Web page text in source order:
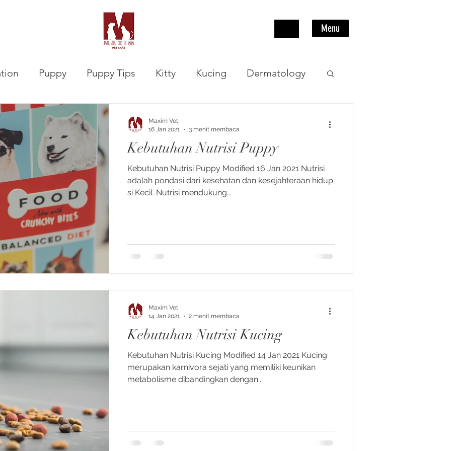
Menu
Puppy Puppy Tips Kitty Kucing Dermatology
VETalks Professional Gastrointestinal
Kebutuhan Nutrisi Puppy
Kebutuhan Nutrisi Puppy Modified 16 Jan 2021 Nutrisi
adalah pondasi dari kesehatan dan kesejahteraan hidup
si Kecil. Nutrisi mendukung...
Maxim Vet
16 Jan 2021
3 menit membaca
Kebutuhan Nutrisi Kucing
Kebutuhan Nutrisi Kucing Modified 14 Jan 2021 Kucing
merupakan karnivora sejati yang memiliki keunikan
metabolisme dibandingkan dengan...
Maxim Vet
14 Jan 2021
2 menit membaca